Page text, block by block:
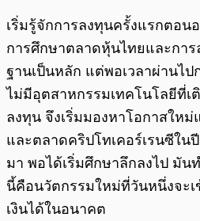
เริ่มรู้จักการลงทุนครั้งแรกตอน
การศึกษาตลาดหุ้นไทยและกา
ฐานเป็นหลัก แต่พอเวลาผ่านไป
ไม่มีอุตสาหกรรมเทคโนโลยีที่เ
ลงทุน จึงเริ่มมองหาโอกาสใหม่
และตลาดคริปโทเคอร์เรนซีใน
มา พอได้เริ่มศึกษาลึกลงไป มัน
นี้คือนวัตกรรมใหม่ที่วันหนึ่งจะ
เงินได้ในอนาคต